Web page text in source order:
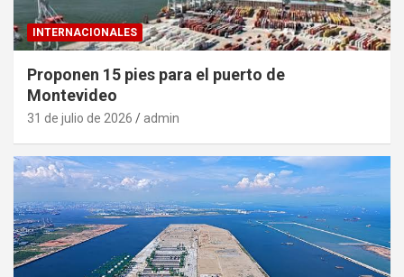
INTERNACIONALES
Proponen 15 pies para el puerto de
Montevideo
31 de julio de 2026 admin